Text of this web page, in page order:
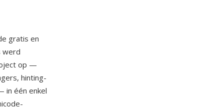
gratis en
werd
op —
hinting-
in één enkel